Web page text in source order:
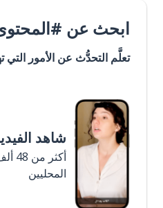
ابحث عن
تعلَّم التحدُّث عن الأمور التي
شاهد
المحليين